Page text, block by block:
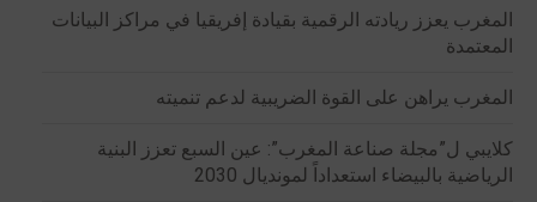
المغرب يعزز ريادته الرقمية بقيادة إفريقيا في مراكز البيانات
المعتمدة
المغرب يراهن على القوة الضريبية لدعم تنميته
كلايبي ل”مجلة صناعة المغرب”: عين السبع تعزز البنية
الرياضية بالبيضاء استعداداً لمونديال 2030